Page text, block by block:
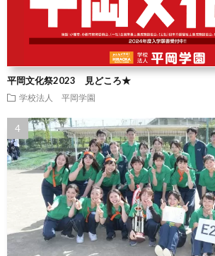
平岡文化祭2023 見どころ★
学校法人 平岡学園